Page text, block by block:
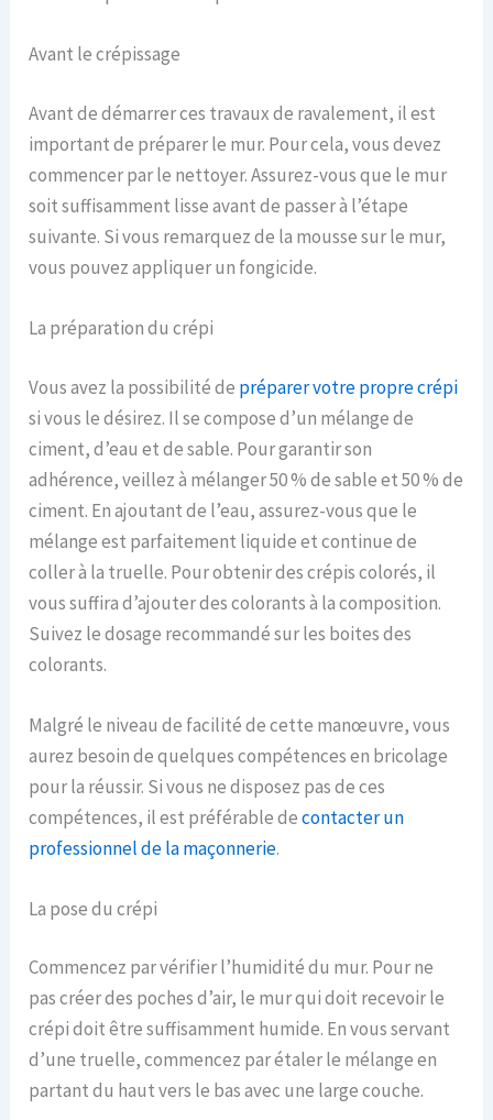
Avant le crépissage
Avant de démarrer ces travaux de ravalement, il est
important de préparer le mur. Pour cela, vous devez
commencer par le nettoyer. Assurez-vous que le mur
soit suffisamment lisse avant de passer à l’étape
suivante. Si vous remarquez de la mousse sur le mur,
vous pouvez appliquer un fongicide.
La préparation du crépi
Vous avez la possibilité de préparer votre propre crépi
si vous le désirez. Il se compose d’un mélange de
ciment, d’eau et de sable. Pour garantir son
adhérence, veillez à mélanger 50 % de sable et 50 % de
ciment. En ajoutant de l’eau, assurez-vous que le
mélange est parfaitement liquide et continue de
coller à la truelle. Pour obtenir des crépis colorés, il
vous suffira d’ajouter des colorants à la composition.
Suivez le dosage recommandé sur les boites des
colorants.
Malgré le niveau de facilité de cette manœuvre, vous
aurez besoin de quelques compétences en bricolage
pour la réussir. Si vous ne disposez pas de ces
compétences, il est préférable decontacter un
professionnel de la maçonnerie.
La pose du crépi
Commencez par vérifier l’humidité du mur. Pour ne
pas créer des poches d’air, le mur qui doit recevoir le
crépi doit être suffisamment humide. En vous servant
d’une truelle, commencez par étaler le mélange en
partant du haut vers le bas avec une large couche.